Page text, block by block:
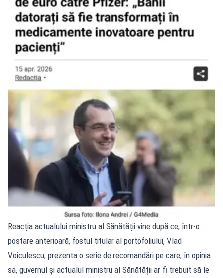
Reacția actualului ministru al Sănătății vine după ce, într-o
postare anterioară, fostul titular al portofoliului, Vlad
Voiculescu, prezenta o serie de recomandări pe care, în opinia
sa, guvernul și actualul ministru al Sănătății ar fi trebuit să le